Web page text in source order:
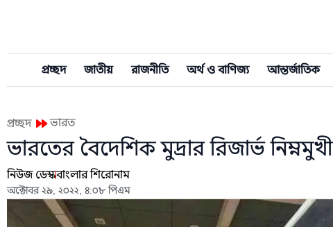
প্রচ্ছদ জাতীয় রাজনীতি অর্থ ও বাণিজ্য আন্তর্জাতিক
প্রচ্ছদ ভারত
ভারতের বৈদেশিক মুদ্রার রিজার্ভ নিম্নমুখী
নিউজ ডেস্কবাংলার শিরোনাম
অক্টোবর ২৯, ২০২২, ৪:০৮ পিএম